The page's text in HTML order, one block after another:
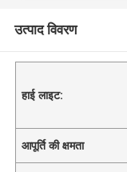
उत्पाद विवरण
हाई लाइट:
आपूर्ति की क्षमता